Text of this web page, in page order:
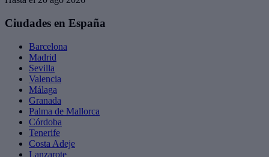
Ciudades en España
Barcelona
Madrid
Sevilla
Valencia
Málaga
Granada
Palma de Mallorca
Córdoba
Tenerife
Costa Adeje
Lanzarote